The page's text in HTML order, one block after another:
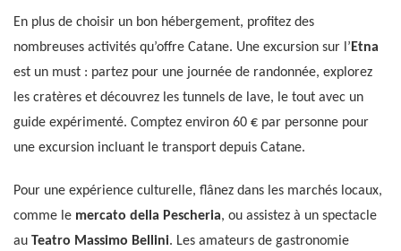
En plus de choisir un bon hébergement, profitez des
nombreuses activités qu’offre Catane. Une excursion sur l’ Etna
est un must : partez pour une journée de randonnée, explorez
les cratères et découvrez les tunnels de lave, le tout avec un
guide expérimenté. Comptez environ 60 € par personne pour
une excursion incluant le transport depuis Catane.
Pour une expérience culturelle, flânez dans les marchés locaux,
comme le mercato della Pescheria, ou assistez à un spectacle
au Teatro Massimo Bellini. Les amateurs de gastronomie